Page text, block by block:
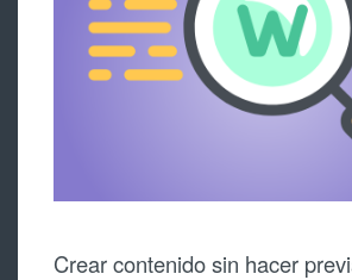
Crear contenido sin hacer